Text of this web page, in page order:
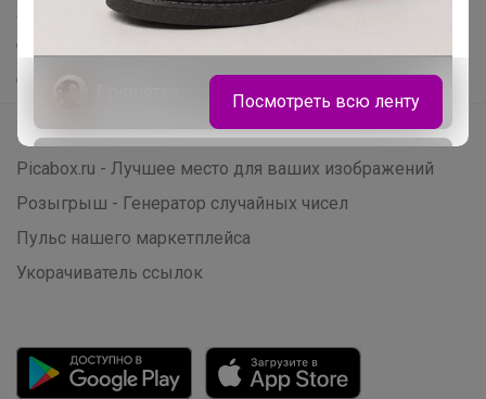
Хиты продаж
Самое желанное
Самое быстрое
Начать зарабатывать с 24-ok
Picabox.ru - Лучшее место для ваших изображений
Розыгрыш - Генератор случайных чисел
Пульс нашего маркетплейса
Укорачиватель ссылок
Удобные брюки, изящные сарафаны,
Посмотреть всю ленту